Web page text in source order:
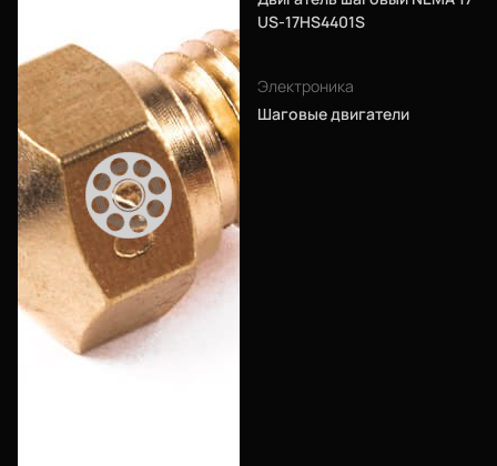
US-17HS4401S
Электроника
Шаговые двигатели
О нас
Филиалы
Сертификаты
Система скидок
Оплата и доставка
Для крупных 3D-печатников
Политика конфиденциальности